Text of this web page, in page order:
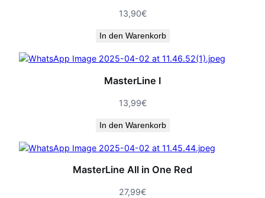
13,90€
In den Warenkorb
MasterLine I
13,99€
In den Warenkorb
MasterLine All in One Red
27,99€